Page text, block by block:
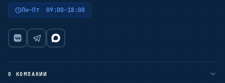
Пн–Пт 09:00–18:00
О КОМПАНИИ